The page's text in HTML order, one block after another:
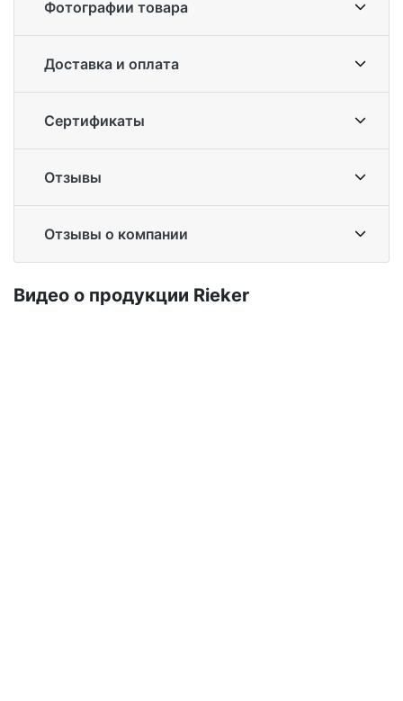
Фотографии товара
Доставка и оплата
Сертификаты
Отзывы
Отзывы о компании
Ви­део о про­дук­ции Ri­eker